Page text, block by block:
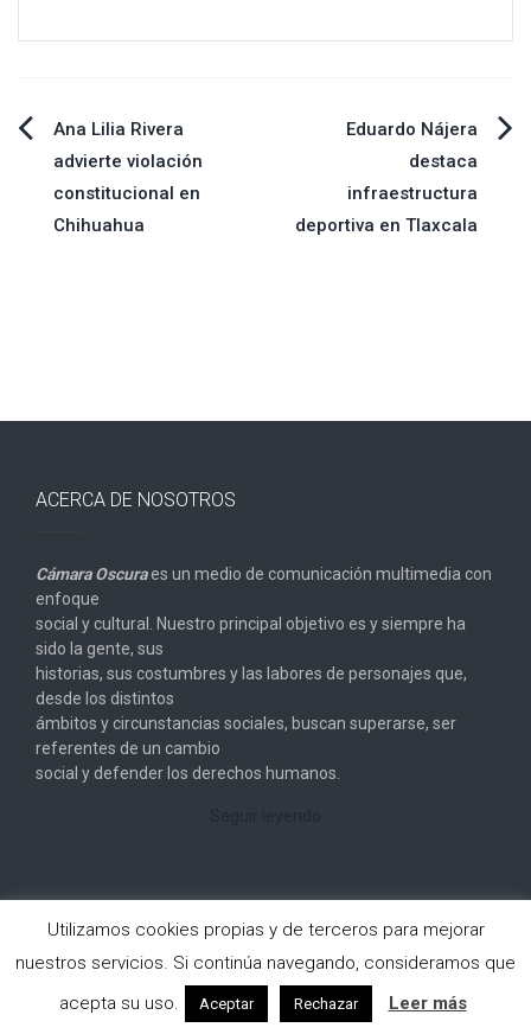
Navegación
de
entradas
Ana Lilia Rivera
advierte violación
constitucional en
Chihuahua
Eduardo Nájera
destaca
infraestructura
deportiva en Tlaxcala
ACERCA DE NOSOTROS
Cámara Oscuraes un medio de comunicación multimedia con
enfoque
social y cultural. Nuestro principal objetivo es y siempre ha
sido la gente, sus
historias, sus costumbres y las labores de personajes que,
desde los distintos
ámbitos y circunstancias sociales, buscan superarse, ser
referentes de un cambio
social y defender los derechos humanos.
Copyright © 2026Cámara Oscura. All rights reserved.
Designed by
FameThemes
Utilizamos cookies propias y de terceros para mejorar
nuestros servicios. Si continúa navegando, consideramos que
acepta su uso.
Aceptar Rechazar Leer más